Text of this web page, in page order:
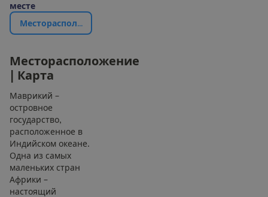
месте
Месторасполож
Месторасположение
Карта
Маврикий –
островное
государство,
расположенное в
Индийском океане.
Одна из самых
маленьких стран
Африки –
настоящий